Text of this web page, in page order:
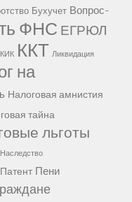
Бухучет Вопрос-
ФНС ЕГРЮЛ
КИК ККТ Ликвидация
на
Налоговая амнистия
тайна
льготы
Наследство
Патент Пени